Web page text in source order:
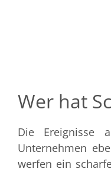
Wer hat
Die Ereignisse
Unternehmen
werfen ein